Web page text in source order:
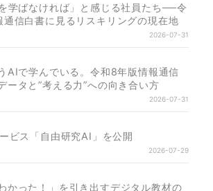
学ばなければ」と感じる社員たち──令
通信白書に見るリスキリングの現在地
2026-07-31
AIで学んでいる。令和8年版情報通信
ータと”考える力”への向き合い方
2026-07-31
ビス「自由研究AI」を公開
2026-07-29
かった！」を引き出すデジタル教材の